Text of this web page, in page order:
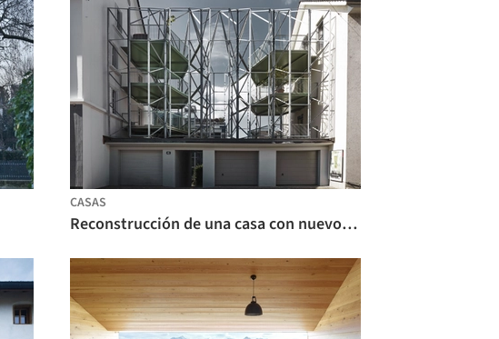
CASAS
Reconstrucción de una casa con nuevos balcones de acero / idA